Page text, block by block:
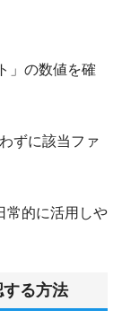
」の数値を確
ずに該当ファ
常的に活用しや
る方法